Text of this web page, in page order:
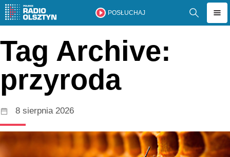
POSŁUCHAJ
Tag Archive:
przyroda
8 sierpnia 2026